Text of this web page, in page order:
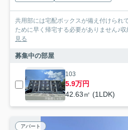
共用部には宅配ボックスが備え付けられ
ために早く帰宅する必要がありません♪
見る
募集中の部屋
103
5.9万円
42.63㎡ (1LDK)
アパート